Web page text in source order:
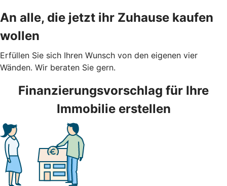
An alle, die jetzt ihr Zuhause kaufen
wollen
Erfüllen Sie sich Ihren Wunsch von den eigenen vier
Wänden. Wir beraten Sie gern.
Finanzierungsvorschlag für Ihre
Immobilie erstellen